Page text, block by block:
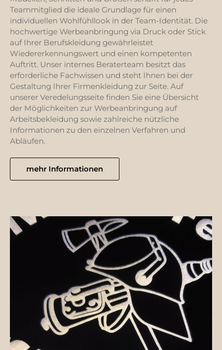
Teammitglied die ideale Grundlage für einen
individuellen Wohlfühllook in der Team-Identität. Die
hochwertige Werbeanbringung via Druck oder Stick
auf Ihrer Berufskleidung gewährleistet
Wiedererkennungswert und einen kompetenten
Auftritt. Unser internes Beraterteam besitzt das
erforderliche Fachwissen und steht Ihnen bei der
Gestaltung Ihrer Firmenkleidung zur Seite. Auf
unserer Veredelungsseite finden Sie eine Übersicht
der Möglichkeiten zur Werbeanbringung auf
Arbeitsbekleidung sowie zahlreiche nützliche
Informationen zu den einzelnen Verfahren und
Abläufen.
mehr Informationen